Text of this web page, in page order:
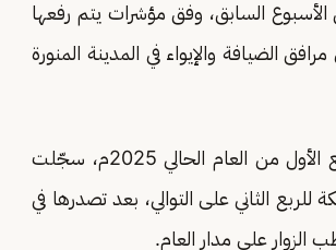
المنورة (740.10) ريالًا، بانخفاض بلغ (1.4%) عن الأسبوع السابق، وفق مؤشرات يتم رفعها
الضيافة والإيواء في المدينة المنورة
وحققت منطقة المدينة المنورة أداءً لافتًا في قطاع الضيافة خلال الربع الأول من العام الحالي 2025م، سجّلت
لتتصدر مناطق المملكة للربع الثاني على التوالي، بعد تصدرها في